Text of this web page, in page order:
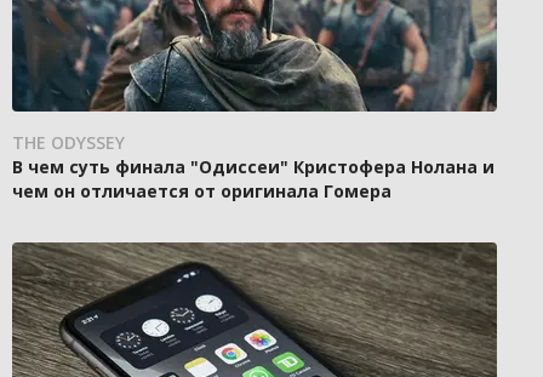
THE ODYSSEY
В чем суть финала "Одиссеи" Кристофера Нолана и
чем он отличается от оригинала Гомера